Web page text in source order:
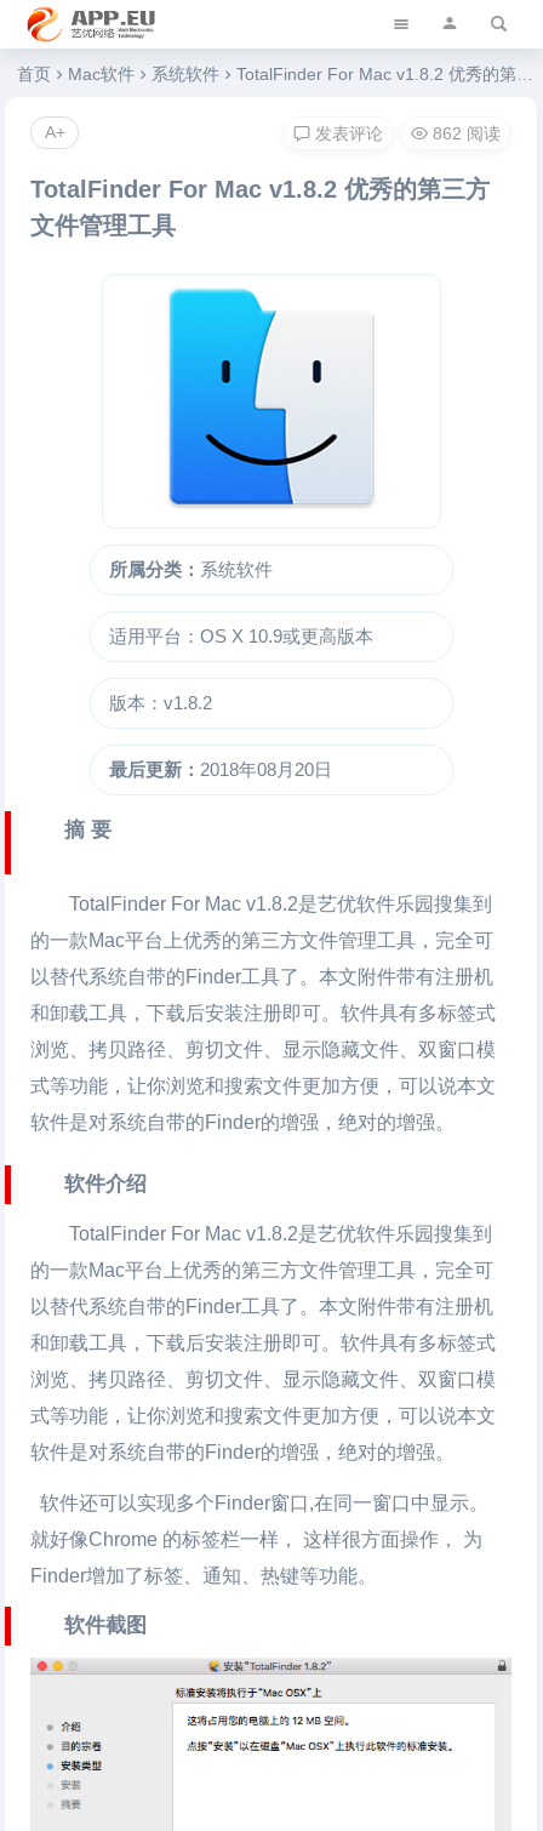
艺优软件乐园
首页 Mac软件 系统软件 TotalFinder For Mac v1.8.2 优秀的第三方文件管理工具
TotalFinder For Mac v1.8.2 优秀的第三方
文件管理工具
所属分类： 系统软件
适用平台：OS X 10.9或更高版本
版本：v1.8.2
最后更新： 2018年08月20日
摘 要
TotalFinder For Mac v1.8.2是艺优软件乐园搜集到
的一款Mac平台上优秀的第三方文件管理工具，完全可
以替代系统自带的Finder工具了。本文附件带有注册机
和卸载工具，下载后安装注册即可。软件具有多标签式
浏览、拷贝路径、剪切文件、显示隐藏文件、双窗口模
式等功能，让你浏览和搜索文件更加方便，可以说本文
软件是对系统自带的Finder的增强，绝对的增强。
软件介绍
TotalFinder For Mac v1.8.2是艺优软件乐园搜集到
的一款Mac平台上优秀的第三方文件管理工具，完全可
以替代系统自带的Finder工具了。本文附件带有注册机
和卸载工具，下载后安装注册即可。软件具有多标签式
浏览、拷贝路径、剪切文件、显示隐藏文件、双窗口模
式等功能，让你浏览和搜索文件更加方便，可以说本文
软件是对系统自带的Finder的增强，绝对的增强。
软件还可以实现多个Finder窗口,在同一窗口中显示。
就好像Chrome 的标签栏一样， 这样很方面操作， 为
Finder增加了标签、通知、热键等功能。
软件截图
发表评论 862 阅读
A+